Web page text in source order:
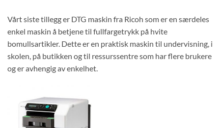
Vårt siste tillegg er DTG maskin fra Ricoh som er en særdeles
enkel maskin å betjene til fullfargetrykk på hvite
bomullsartikler. Dette er en praktisk maskin til undervisning, i
skolen, på butikken og til ressurssentre som har flere brukere
og er avhengig av enkelhet.